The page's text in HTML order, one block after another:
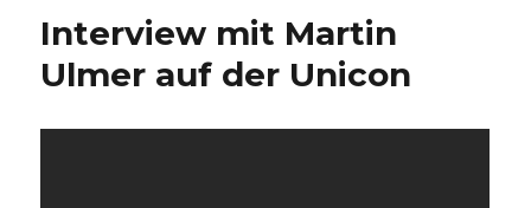
Interview mit Martin
Ulmer auf der Unicon